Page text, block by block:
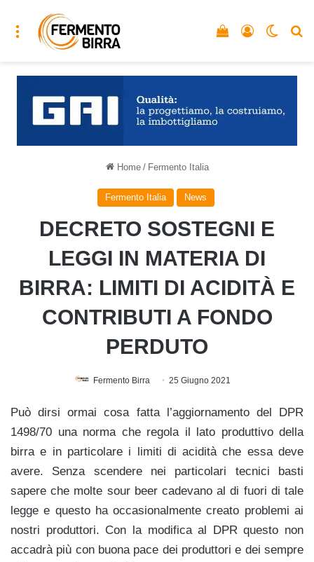
Menu Accedi
Vedi il carrello
Home / Fermento Italia
Fermento Italia News
DECRETO SOSTEGNI E
LEGGI IN MATERIA DI
BIRRA: LIMITI DI ACIDITÀ E
CONTRIBUTI A FONDO
PERDUTO
Fermento Birra 25 Giugno 2021
Può dirsi ormai cosa fatta l’aggiornamento del DPR
1498/70 una norma che regola il lato produttivo della
birra e in particolare i limiti di acidità che essa deve
avere. Senza scendere nei particolari tecnici basti
sapere che molte sour beer cadevano al di fuori di tale
legge e questo ha occasionalmente creato problemi ai
nostri produttori. Con la modifica al DPR questo non
accadrà più con buona pace dei produttori e dei sempre